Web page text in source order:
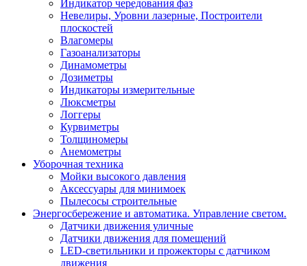
Индикатор чередования фаз
Невелиры, Уровни лазерные, Построители
плоскостей
Влагомеры
Газоанализаторы
Динамометры
Дозиметры
Индикаторы измерительные
Люксметры
Логгеры
Курвиметры
Толщиномеры
Анемометры
Уборочная техника
Мойки высокого давления
Аксессуары для минимоек
Пылесосы строительные
Энергосбережение и автоматика. Управление светом.
Датчики движения уличные
Датчики движения для помещений
LED-светильники и прожекторы с датчиком
движения